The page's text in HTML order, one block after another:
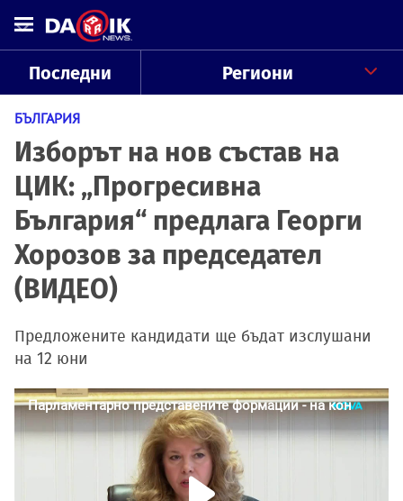
Последни Региони
БЪЛГАРИЯ
Изборът на нов състав на
ЦИК: „Прогресивна
България“ предлага Георги
Хорозов за председател
(ВИДЕО)
Предложените кандидати ще бъдат изслушани
на 12 юни